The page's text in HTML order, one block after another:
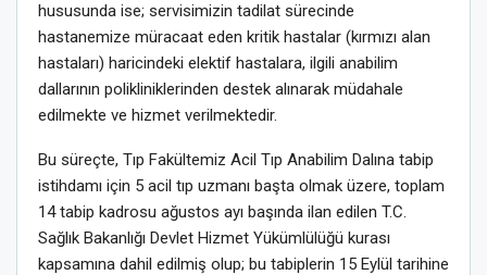
hususunda ise; servisimizin tadilat sürecinde
hastanemize müracaat eden kritik hastalar (kırmızı alan
hastaları) haricindeki elektif hastalara, ilgili anabilim
dallarının polikliniklerinden destek alınarak müdahale
edilmekte ve hizmet verilmektedir.
Bu süreçte, Tıp Fakültemiz Acil Tıp Anabilim Dalına tabip
istihdamı için 5 acil tıp uzmanı başta olmak üzere, toplam
14 tabip kadrosu ağustos ayı başında ilan edilen T.C.
Sağlık Bakanlığı Devlet Hizmet Yükümlülüğü kurası
kapsamına dahil edilmiş olup; bu tabiplerin 15 Eylül tarihine